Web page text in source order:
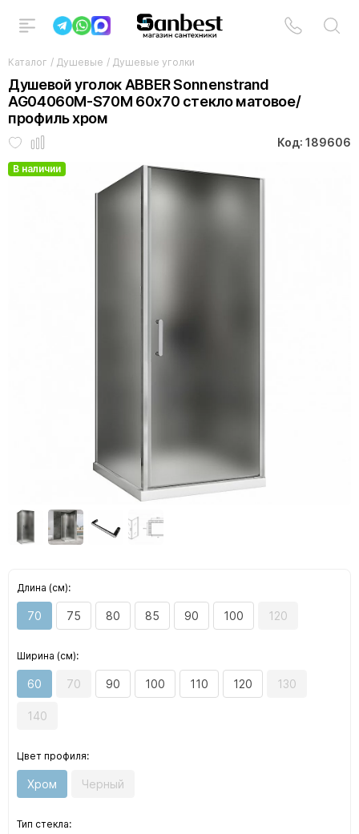
Каталог / Душевые / Душевые уголки
Душевой уголок ABBER Sonnenstrand
AG04060M-S70M 60x70 стекло матовое/
профиль хром
Код: 189606
В наличии
Длина (см):
70 75 80 85 90 100 120
Ширина (см):
60 70 90 100 110 120 130
140
Цвет профиля:
Хром Черный
Тип стекла: